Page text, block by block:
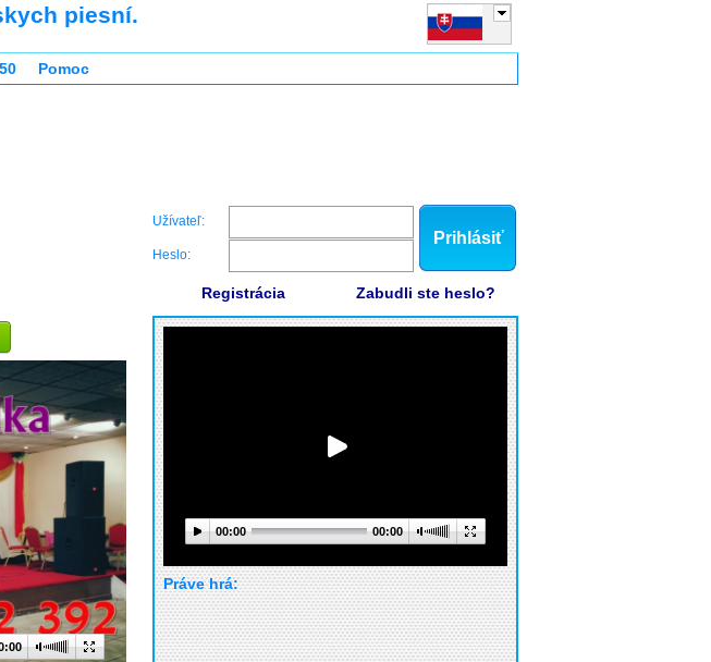
piesní.
Pomoc
Užívateľ:
Heslo:
Prihlásiť
Registrácia Zabudli ste heslo?
00:00 00:00
Práve hrá: